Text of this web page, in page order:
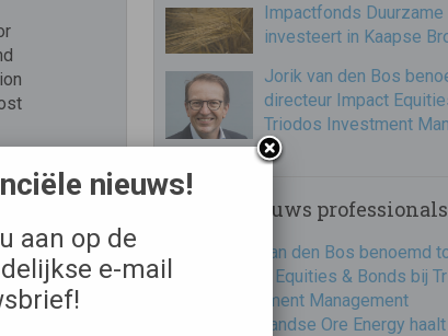
Impactfonds
investeert in Kaapse
Jorik van den Bos
directeur Impact
Triodos Investment
Recent nieuws professionals
Jorik van den Bos benoemd
Impact Equities & Bonds bij
Investment Management
Nederlandse Ore Energy
nieuws!
aan op de
e-mail